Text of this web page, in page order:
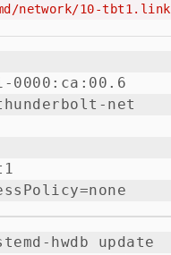
network/10-tbt1.link
0000:ca:00.6
net
hwdb update